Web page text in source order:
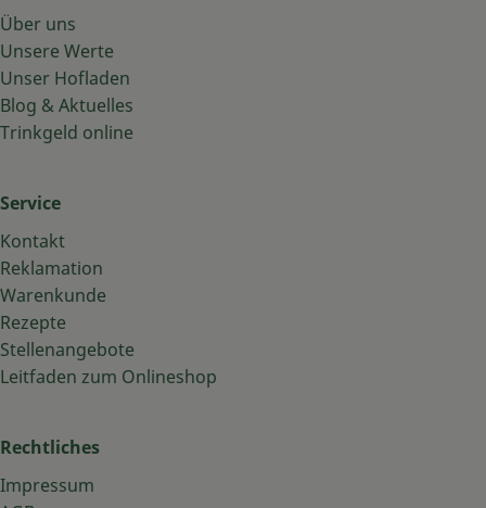
Über uns
Unsere Werte
Unser Hofladen
Blog & Aktuelles
Trinkgeld online
Service
Kontakt
Reklamation
Warenkunde
Rezepte
Stellenangebote
Leitfaden zum Onlineshop
Rechtliches
Impressum